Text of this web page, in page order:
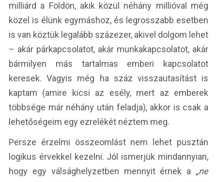
milliárd a Földön, akik közül néhány millióval még
közel is élünk egymáshoz, és legrosszabb esetben
is van köztük legalább százezer, akivel dolgom lehet
– akár párkapcsolatot, akár munkakapcsolatot, akár
bármilyen más tartalmas emberi kapcsolatot
keresek. Vagyis még ha száz visszautasítást is
kaptam (amire kicsi az esély, mert az emberek
többsége már néhány után feladja), akkor is csak a
lehetőségeim egy ezrelékét néztem meg.
Persze érzelmi összeomlást nem lehet pusztán
logikus érvekkel kezelni. Jól ismerjük mindannyian,
hogy egy válsághelyzetben mennyit érnek a „ne